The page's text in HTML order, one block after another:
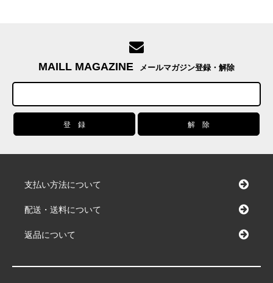
MAILL MAGAZINE メールマガジン登録・解除
支払い方法について
配送・送料について
返品について